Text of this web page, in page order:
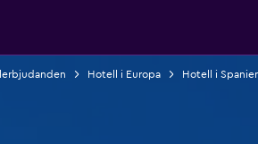
Hotell i Europa Hotell i